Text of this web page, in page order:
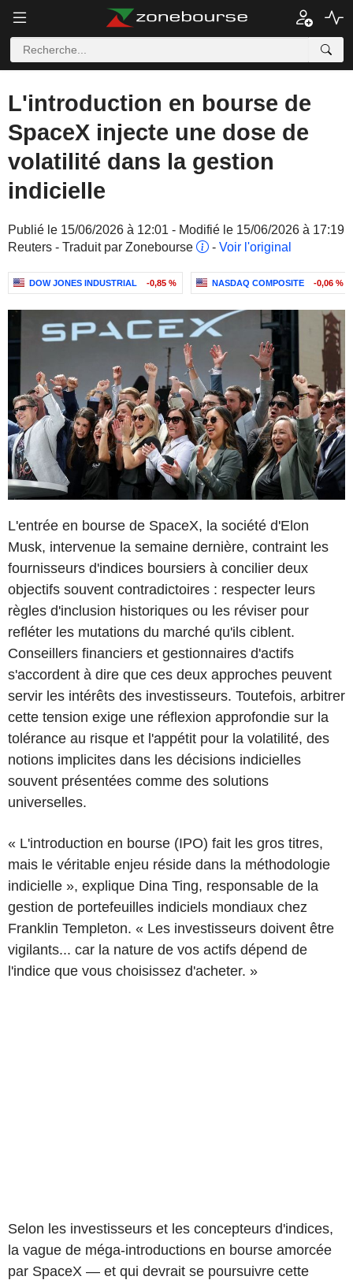
L'introduction en bourse de
SpaceX injecte une dose de
volatilité dans la gestion
indicielle
Publié le 15/06/2026 à 12:01 - Modifié le 15/06/2026 à 17:19
Reuters - Traduit par Zonebourse
- Voir l'original
DOW JONES INDUSTRIAL -0,85 % NASDAQ COMPOSITE -0,06 %
L'entrée en bourse de SpaceX, la société d'Elon
Musk, intervenue la semaine dernière, contraint les
fournisseurs d'indices boursiers à concilier deux
objectifs souvent contradictoires : respecter leurs
règles d'inclusion historiques ou les réviser pour
refléter les mutations du marché qu'ils ciblent.
Conseillers financiers et gestionnaires d'actifs
s'accordent à dire que ces deux approches peuvent
servir les intérêts des investisseurs. Toutefois, arbitrer
cette tension exige une réflexion approfondie sur la
tolérance au risque et l'appétit pour la volatilité, des
notions implicites dans les décisions indicielles
souvent présentées comme des solutions
universelles.
« L'introduction en bourse (IPO) fait les gros titres,
mais le véritable enjeu réside dans la méthodologie
indicielle », explique Dina Ting, responsable de la
gestion de portefeuilles indiciels mondiaux chez
Franklin Templeton. « Les investisseurs doivent être
vigilants... car la nature de vos actifs dépend de
l'indice que vous choisissez d'acheter. »
Selon les investisseurs et les concepteurs d'indices,
la vague de méga-introductions en bourse amorcée
par SpaceX — et qui devrait se poursuivre cette